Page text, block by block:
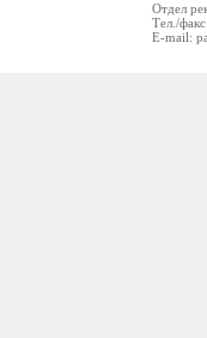
Отдел
Тел./
E-mail: